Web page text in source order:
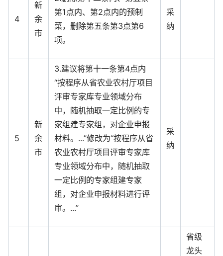
4
新
余
市
第1点内、第2点内的预制
菜，删除第五条第3点第6
项。
采
纳
5
新
余
市
3.建议将第十一条第4点内
“按程序从省农业农村厅项目
评审专家库专业领域分布
中，随机抽取一定比例的专
家组建专家组，对企业申报
材料。...”修改为“按程序从省
农业农村厅项目评审专家库
专业领域分布中，随机抽取
一定比例的专家组建专家
组，对企业申报材料进行评
审。...”
采
纳
省级
龙头